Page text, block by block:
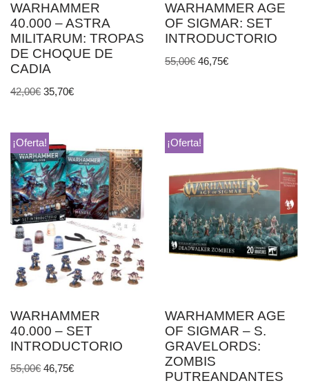
WARHAMMER
40.000 – ASTRA
MILITARUM: TROPAS
DE CHOQUE DE
CADIA
42,00€ 35,70€
WARHAMMER AGE
OF SIGMAR: SET
INTRODUCTORIO
55,00€ 46,75€
¡Oferta!
WARHAMMER
40.000 – SET
INTRODUCTORIO
55,00€ 46,75€
¡Oferta!
WARHAMMER AGE
OF SIGMAR – S.
GRAVELORDS:
ZOMBIS
PUTREANDANTES